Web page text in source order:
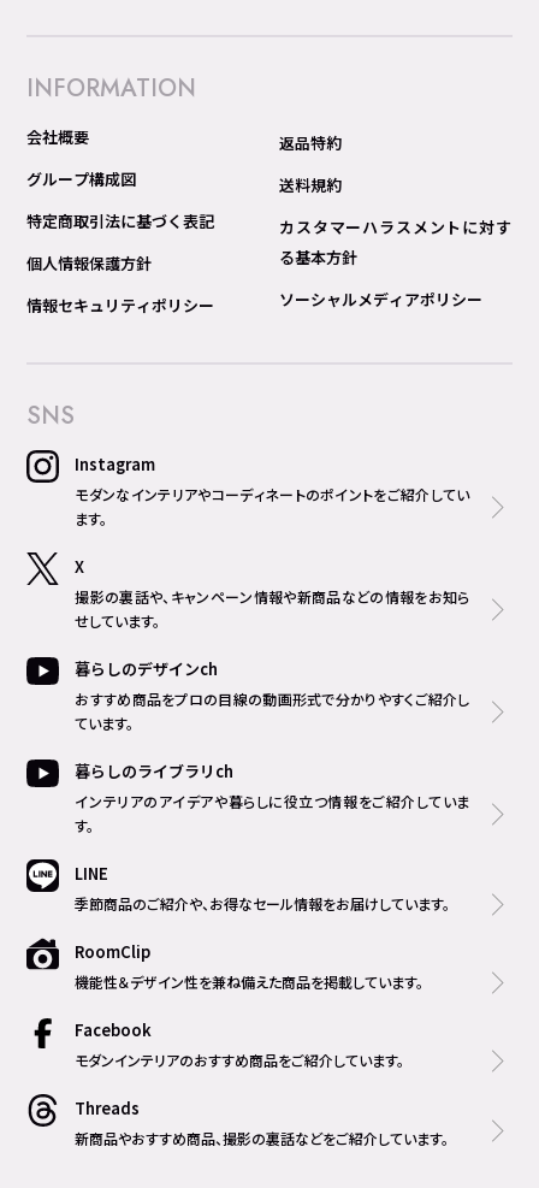
INFORMATION
会社概要
グループ構成図
特定商取引法に基づく表記
個人情報保護方針
情報セキュリティポリシー
返品特約
送料規約
カスタマーハラスメントに対す
る基本方針
ソーシャルメディアポリシー
SNS
Instagram
モダンなインテリアやコーディネートのポイントをご紹介してい
ます。
X
撮影の裏話や、キャンペーン情報や新商品などの情報をお知ら
せしています。
暮らしのデザインch
おすすめ商品をプロの目線の動画形式で分かりやすくご紹介し
ています。
暮らしのライブラリch
インテリアのアイデアや暮らしに役立つ情報をご紹介していま
す。
LINE
季節商品のご紹介や、お得なセール情報をお届けしています。
RoomClip
機能性＆デザイン性を兼ね備えた商品を掲載しています。
Facebook
モダンインテリアのおすすめ商品をご紹介しています。
Threads
新商品やおすすめ商品、撮影の裏話などをご紹介しています。